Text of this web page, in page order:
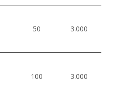
50 3.000
100 3.000